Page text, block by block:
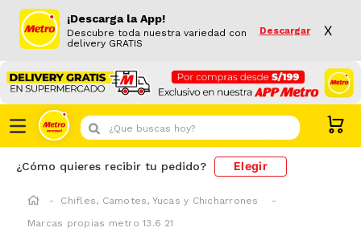
¡Descarga la App!
Descubre toda nuestra variedad con
delivery GRATIS
Descargar X
¿Que buscas hoy?
¿Cómo quieres recibir tu pedido? Elegir
Chifles, Camotes, Yucas y Chicharrones
Marcas propias metro 13.6 21